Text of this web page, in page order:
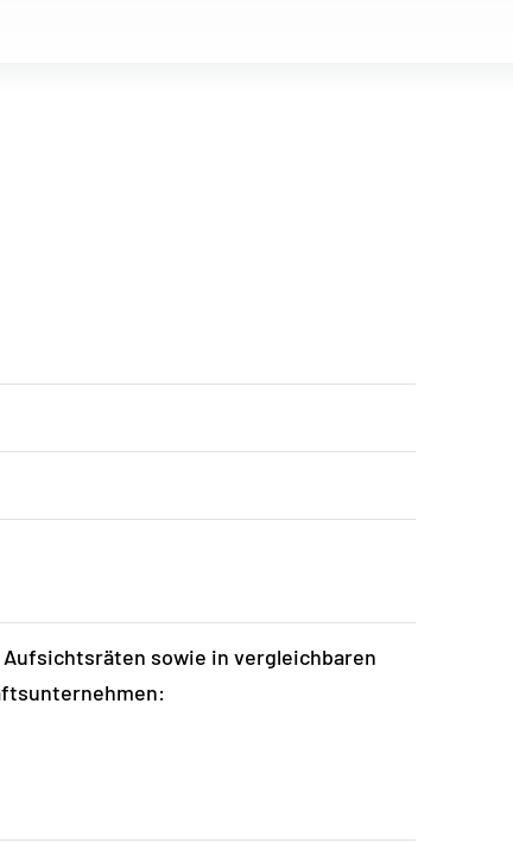
sowie in vergleichbaren